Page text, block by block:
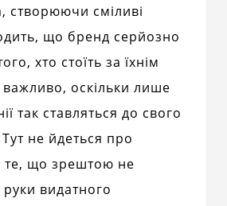
створюючи сміливі
що бренд серйозно
хто стоїть за їхнім
оскільки лише
так ставляться до свого
не йдеться про
те, що зрештою не
видатного